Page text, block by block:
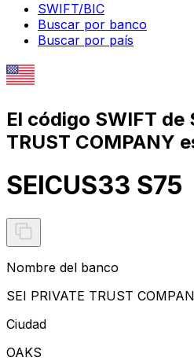
SWIFT/BIC
Buscar por banco
Buscar por país
El código SWIFT de
TRUST COMPANY
SEICUS33 S75
Nombre del banco
SEI PRIVATE TRUST
Ciudad
OAKS